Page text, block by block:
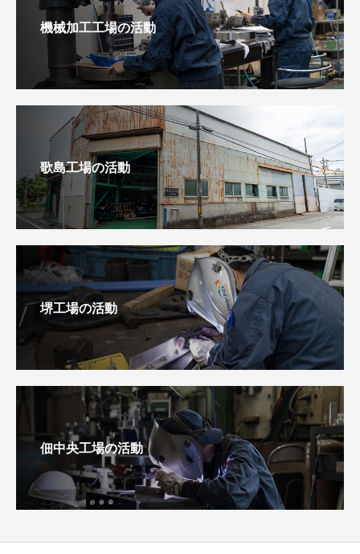
機械加工工場の活動
歌島工場の活動
堺工場の活動
佃中央工場の活動